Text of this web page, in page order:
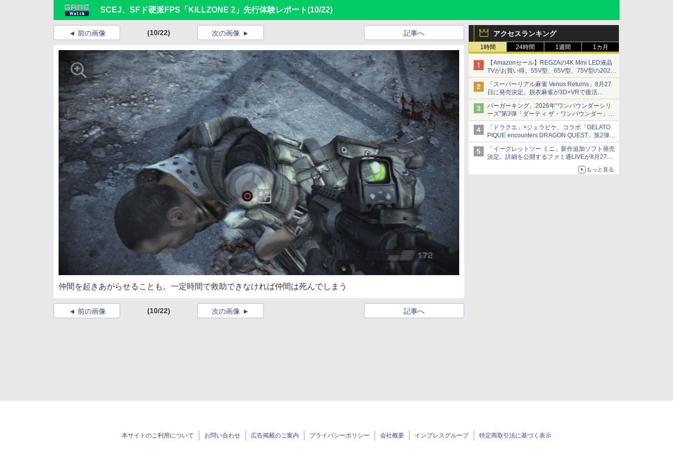
SCEJ、SFド硬派FPS「KILLZONE 2」先行体験レポート(10/22)
アクセスランキング
1時間 24時間 1週間 1カ月
【Amazonセール】REGZAの4K Mini LED液晶
TVがお買い得。55V型、65V型、75V型の2026
年モデルがラインナップ
「スーパーリアル麻雀 Venus Returns」8月27
日に発売決定。脱衣麻雀が3D×VRで復活
発売から2週間は20%オフになるセールが実施
バーガーキング、2026年“ワンパウンダーシリ
ーズ”第3弾「ダーティ ザ・ワンパウンダー」を
8月7日発売
「特製ガーリックマヨソース」を使用した超大
型チーズバーガー
「ドラクエ」×ジェラピケ、コラボ「GELATO
PIQUE encounters DRAGON QUEST」第2弾が
本日発売
アイスカップに入ったスライムやわたぼう、ベ
ビーサタンなどがオリジナルアートで登場
「イーグレットツー ミニ」新作追加ソフト発売
決定。詳細を公開するファミ通LIVEが8月27日
もっと見る
前の画像 (10/22) 記事へ
次の画像
仲間を起きあがらせることも。一定時間で救助できなければ仲間は死んでしまう
前の画像 (10/22) 記事へ
次の画像
本サイトのご利用について お問い合わせ 広告掲載のご案内 プライバシーポリシー 会社概要 インプレスグループ 特定商取引法に基づく表示